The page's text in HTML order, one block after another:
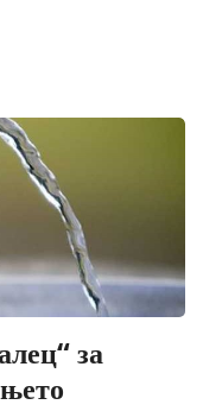
за